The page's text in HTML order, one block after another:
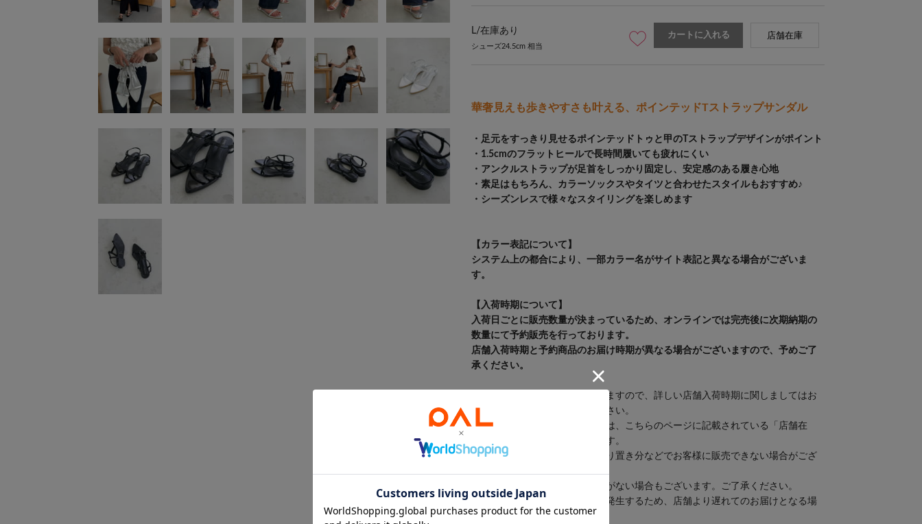
L/在庫あり
シューズ24.5cm 相当
カートに入れる 店舗在庫
華奢見えも歩きやすさも叶える、ポインテッドTストラップサンダル
・足元をすっきり見せるポインテッドトゥと甲のTストラップデザインがポイント
・1.5cmのフラットヒールで長時間履いても疲れにくい
・アンクルストラップが足首をしっかり固定し、安定感のある履き心地
・素足はもちろん、カラーソックスやタイツと合わせたスタイルもおすすめ♪
・シーズンレスで様々なスタイリングを楽しめます
【カラー表記について】
システム上の都合により、一部カラー名がサイト表記と異なる場合がございま
す。
【入荷時期について】
入荷日ごとに販売数量が決まっているため、オンラインでは完売後に次期納期の
数量にて予約販売を行っております。
店舗入荷時期と予約商品のお届け時期が異なる場合がございますので、予めご了
承ください。
※追加入荷のある商品もございますので、詳しい店舗入荷時期に関しましてはお
近くの店舗へお問い合わせください。
※店舗の在庫状況に関しましては、こちらのページに記載されている「店舗在
庫」から確認にしていただけます。
「在庫あり」の表記でも、お取り置き分などでお客様に販売できない場合がござ
※予約商品でも、店舗では追加がない場合もございます。ご了承ください。
※初回予約商品でも配送処理が発生するため、店舗より遅れてのお届けとなる場
合がございます。